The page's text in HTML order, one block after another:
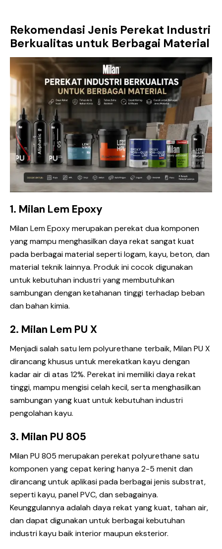
Rekomendasi Jenis Perekat Industri
Berkualitas untuk Berbagai Material
1. Milan Lem Epoxy
Milan Lem Epoxymerupakan perekat dua komponen
yang mampu menghasilkan daya rekat sangat kuat
pada berbagai material seperti logam, kayu, beton, dan
material teknik lainnya. Produk ini cocok digunakan
untuk kebutuhan industri yang membutuhkan
sambungan dengan ketahanan tinggi terhadap beban
dan bahan kimia.
2. Milan Lem PU X
Menjadi salah satu lem polyurethane terbaik,Milan PU X
dirancang khusus untuk merekatkan kayu dengan
kadar air di atas 12%. Perekat ini memiliki daya rekat
tinggi, mampu mengisi celah kecil, serta menghasilkan
sambungan yang kuat untuk kebutuhan industri
pengolahan kayu.
3. Milan PU 805
Milan PU 805 merupakan perekat polyurethane satu
komponen yang cepat kering hanya 2-5 menit dan
dirancang untuk aplikasi pada berbagai jenis substrat,
seperti kayu, panel PVC, dan sebagainya.
Keunggulannya adalah daya rekat yang kuat, tahan air,
dan dapat digunakan untuk berbagai kebutuhan
industri kayu baik interior maupun eksterior.